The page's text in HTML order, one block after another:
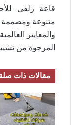
قاعة زلفى
متنوعة ومصممة
المرجوة من
مقالات ذات